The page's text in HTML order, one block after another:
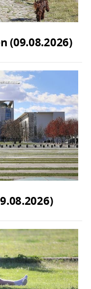
(09.08.2026)